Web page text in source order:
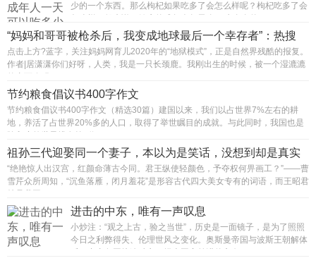
少的一个东西。那么枸杞如果吃多了会怎么样呢？枸杞吃多了会
“妈妈和哥哥被枪杀后，我变成地球最后一个幸存者”：热搜
这...
点击上方?蓝字，关注妈妈网育儿2020年的“地狱模式”，正是自然界残酷的报复。
作者|居潇潇你们好呀，人类，我是一只长颈鹿。我刚出生的时候，被一个湿漉漉
节约粮食倡议书400字作文
节约粮食倡议书400字作文（精选30篇）建国以来，我们以占世界7%左右的耕
地，养活了占世界20%多的人口，取得了举世瞩目的成就。与此同时，我国也是
祖孙三代迎娶同一个妻子，本以为是笑话，没想到却是真实
故事
“绝艳惊人出汉宫，红颜命薄古今同。君王纵使轻颜色，予夺权何畀画工？”——曹
雪芹众所周知，“沉鱼落雁，闭月羞花”是形容古代四大美女专有的词语，而王昭君
进击的中东，唯有一声叹息
小炒注：“观之上古，验之当世”，历史是一面镜子，是为了照照
今日之利弊得失、伦理世风之变化。奥斯曼帝国与波斯王朝解体